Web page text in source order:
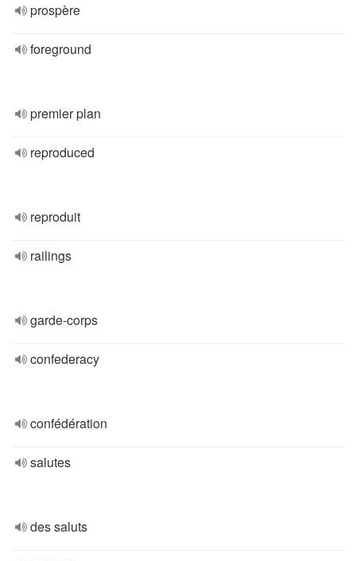
prospère
foreground
premier plan
reproduced
reproduit
railings
garde-corps
confederacy
confédération
salutes
des saluts